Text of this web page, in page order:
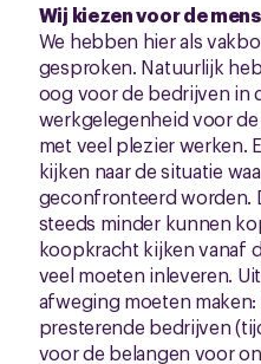
Wij kiezen voor de
We hebben hier als
gesproken. Natuurlijk
oog voor de bedrijven in
werkgelegenheid voor
met veel plezier werken.
kijken naar de situatie
geconfronteerd worden.
steeds minder kunnen
koopkracht kijken vanaf
veel moeten inleveren.
afweging moeten
presterende bedrijven
voor de belangen voor